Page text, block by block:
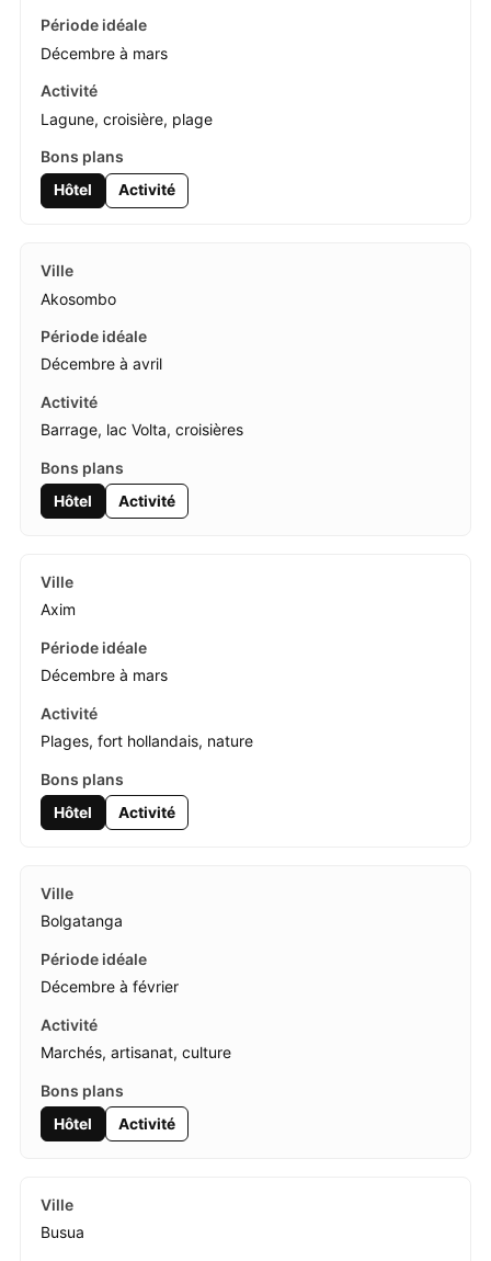
Décembre à mars
Lagune, croisière, plage
Hôtel Activité
Akosombo
Décembre à avril
Barrage, lac Volta, croisières
Hôtel Activité
Axim
Décembre à mars
Plages, fort hollandais, nature
Hôtel Activité
Bolgatanga
Décembre à février
Marchés, artisanat, culture
Hôtel Activité
Busua